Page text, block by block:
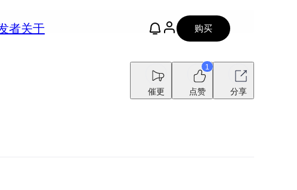
者关于 购买
催更
1
点赞 分享